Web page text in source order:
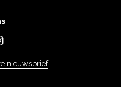
nieuwsbrief